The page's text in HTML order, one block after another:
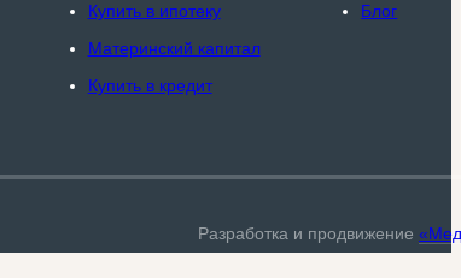
Купить в ипотеку
Материнский капитал
Купить в кредит
Блог
Разработка и продвижение